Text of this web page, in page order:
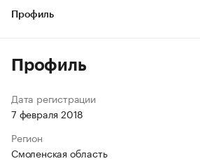
Профиль
Профиль
Дата регистрации
7 февраля 2018
Регион
Смоленская область